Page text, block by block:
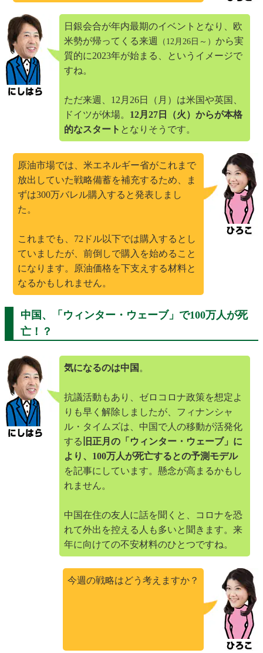
日銀会合が年内最期のイベントとなり、欧
米勢が帰ってくる来週
（12月26日～） から実
質的に2023年が始まる、というイメージで
すね。
ただ来週、12月26日（月）は米国や英国、
ドイツが休場。 12月27日（火）からが本格
的なスタート となりそうです。
原油市場では、米エネルギー省がこれまで
放出していた戦略備蓄を補充するため、ま
ずは300万バレル購入すると発表しまし
た。
これまでも、72ドル以下では購入するとし
ていましたが、前倒しで購入を始めること
になります。原油価格を下支えする材料と
なるかもしれません。
中国、「ウィンター・ウェーブ」で100万人が死
亡！？
気になるのは中国 。
抗議活動もあり、ゼロコロナ政策を想定よ
りも早く解除しましたが、フィナンシャ
ル・タイムズは、中国で人の移動が活発化
する 旧正月の「ウィンター・ウェーブ」に
より、100万人が死亡するとの予測モデル
を記事にしています。懸念が高まるかもし
れません。
中国在住の友人に話を聞くと、コロナを恐
れて外出を控える人も多いと聞きます。来
年に向けての不安材料のひとつですね。
今週の戦略はどう考えますか？